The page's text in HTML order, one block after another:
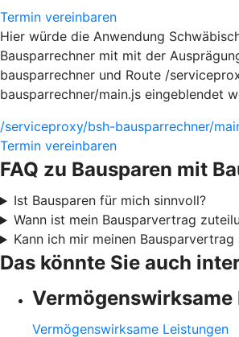
Termin vereinbaren
Hier würde die Anwendung
Bausparrechner mit mit der
bausparrechner und Route /
bausparrechner/main.js eingeblendet
/serviceproxy/bsh-bausparrechner/
Termin vereinbaren
FAQ zu Bausparen mit
Ist Bausparen für mich sinnvoll?
Wann ist mein Bausparvertrag
Kann ich mir meinen Bausparvertrag
Das könnte Sie auch
Vermögenswirksame
Vermögenswirksame Leistungen